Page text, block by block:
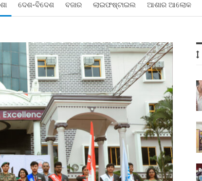
ଦେଶ-ବିଦେଶ ବଜାର ଲାଇଫଷ୍ଟାଇଲ ଆଶାର ଆଲୋକ